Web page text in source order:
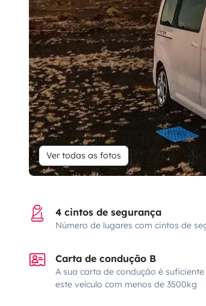
Ver todas as fotos
4 cintos de segurança
Número de lugares com cintos de
Carta de condução B
A sua carta de condução é
este veículo com menos de 3500kg